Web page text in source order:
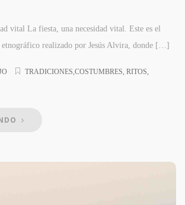
vital La fiesta, una necesidad vital. Este es el
realizado por Jesús Alvira, donde […]
TRADICIONES,COSTUMBRES, RITOS,